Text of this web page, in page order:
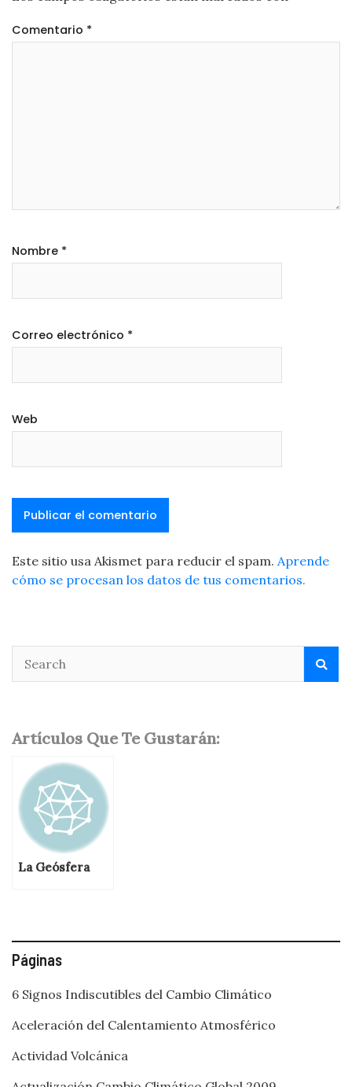
Comentario *
Nombre *
Correo electrónico *
Web
Este sitio usa Akismet para reducir el spam. Aprende
cómo se procesan los datos de tus comentarios.
Artículos Que Te Gustarán:
La Geósfera
Páginas
6 Signos Indiscutibles del Cambio Climático
Aceleración del Calentamiento Atmosférico
Actividad Volcánica